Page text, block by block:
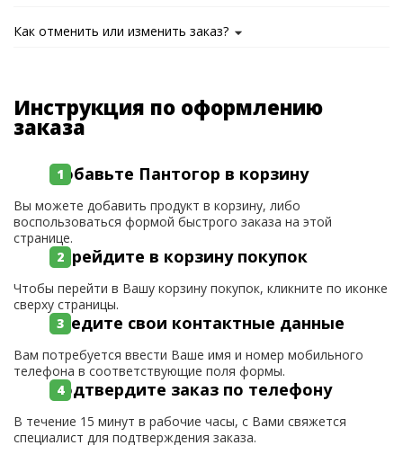
Как отменить или изменить заказ?
Инструкция по оформлению
заказа
Добавьте Пантогор в корзину
Вы можете добавить продукт в корзину, либо
воспользоваться формой быстрого заказа на этой
странице.
Перейдите в корзину покупок
Чтобы перейти в Вашу корзину покупок, кликните по иконке
сверху страницы.
Введите свои контактные данные
Вам потребуется ввести Ваше имя и номер мобильного
телефона в соответствующие поля формы.
Подтвердите заказ по телефону
В течение 15 минут в рабочие часы, с Вами свяжется
специалист для подтверждения заказа.